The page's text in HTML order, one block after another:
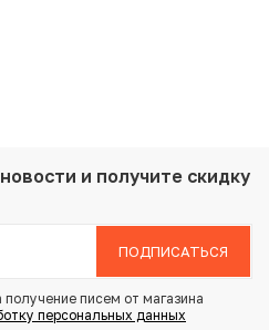
Британская Индия по
и получите скидку
ПОДПИСАТЬСЯ
получение писем от магазина
персональных данных